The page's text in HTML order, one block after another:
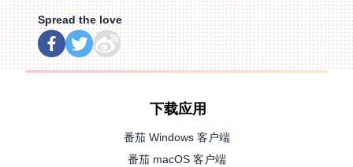
Spread the love
下载应用
番茄 Windows 客户端
番茄 macOS 客户端